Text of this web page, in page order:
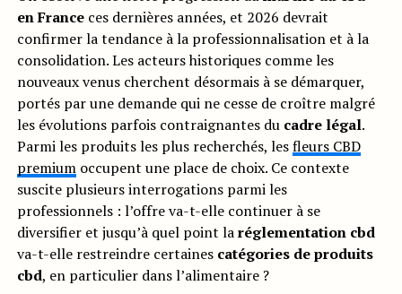
en Franceces dernières années, et 2026 devrait
confirmer la tendance à la professionnalisation et à la
consolidation. Les acteurs historiques comme les
nouveaux venus cherchent désormais à se démarquer,
portés par une demande qui ne cesse de croître malgré
les évolutions parfois contraignantes du cadre légal.
Parmi les produits les plus recherchés, lesfleurs CBD
premiumoccupent une place de choix. Ce contexte
suscite plusieurs interrogations parmi les
professionnels : l’offre va-t-elle continuer à se
diversifier et jusqu’à quel point laréglementation cbd
va-t-elle restreindre certaines catégories de produits
cbd, en particulier dans l’alimentaire ?